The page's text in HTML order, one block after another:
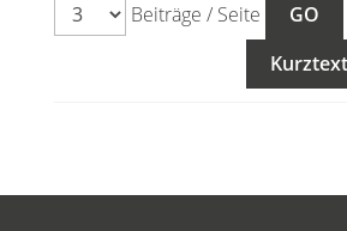
Beiträge / Seite